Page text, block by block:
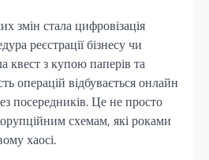
змін стала цифровізація
реєстрації бізнесу чи
квест з купою паперів та
операцій відбувається онлайн
посередників. Це не просто
схемам, які роками
хаосі.